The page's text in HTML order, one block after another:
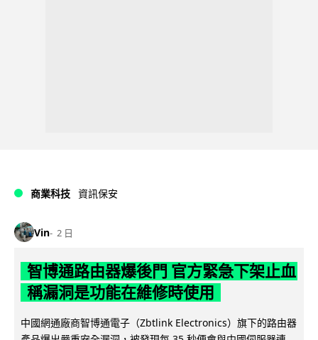
商業科技 資訊保安
Vin 2 日
智博通路由器爆後門 官方緊急下架止血
稱漏洞是功能在維修時使用
中國網通廠商智博通電子（Zbtlink Electronics）旗下的路由器